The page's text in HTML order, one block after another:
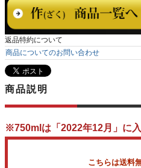
返品特約について
商品についてのお問い合わせ
商品説明
※750mlは「2022年12月」に入
こちらは送料